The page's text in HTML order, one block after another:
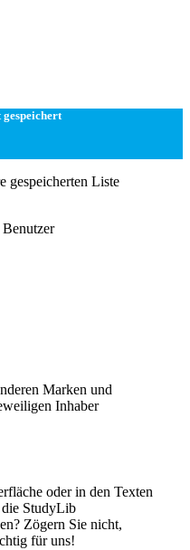
gespeichert
gespeicherten Liste
Marken und
Inhaber
oder in den Texten
die StudyLib
Zögern Sie nicht,
für uns!